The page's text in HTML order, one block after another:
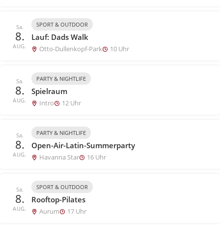
Sa.
8.
AUG.
SPORT & OUTDOOR
Lauf: Dads Walk
Otto-Dullenkopf-Park 10 Uhr
Sa.
8.
AUG.
PARTY & NIGHTLIFE
Spielraum
Intro 12 Uhr
Sa.
8.
AUG.
PARTY & NIGHTLIFE
Open-Air-Latin-Summerparty
Havanna Star 16 Uhr
Sa.
8.
AUG.
SPORT & OUTDOOR
Rooftop-Pilates
Aurum 17 Uhr